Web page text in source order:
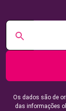
Os dados são de
das informações